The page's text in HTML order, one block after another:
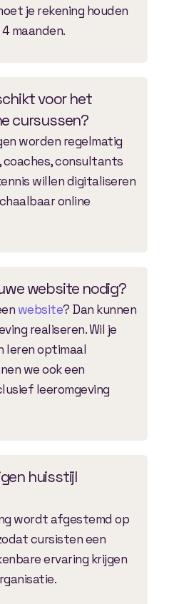
je rekening houden
maanden.
voor het
cursussen?
worden regelmatig
consultants
willen digitaliseren
online
website nodig?
website? Dan kunnen
realiseren. Wil je
leren optimaal
we ook een
leeromgeving
huisstijl
wordt afgestemd op
cursisten een
ervaring krijgen